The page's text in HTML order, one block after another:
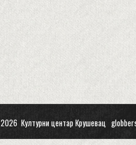
2026 Културни центар Крушевац